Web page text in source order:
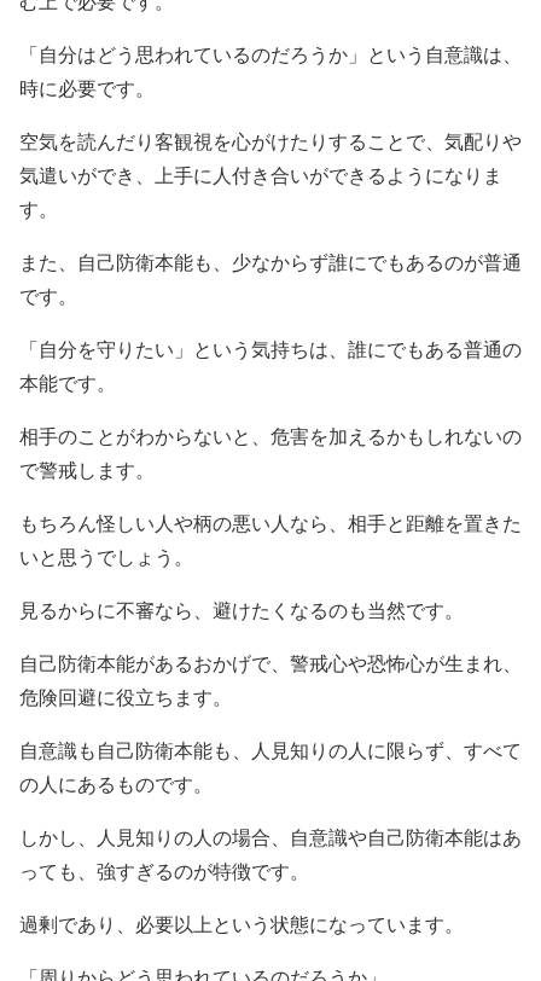
「自分はどう思われているのだろうか」という自意識は、
時に必要です。
空気を読んだり客観視を心がけたりすることで、気配りや
気遣いができ、上手に人付き合いができるようになりま
す。
また、自己防衛本能も、少なからず誰にでもあるのが普通
です。
「自分を守りたい」という気持ちは、誰にでもある普通の
本能です。
相手のことがわからないと、危害を加えるかもしれないの
で警戒します。
もちろん怪しい人や柄の悪い人なら、相手と距離を置きた
いと思うでしょう。
見るからに不審なら、避けたくなるのも当然です。
自己防衛本能があるおかげで、警戒心や恐怖心が生まれ、
危険回避に役立ちます。
自意識も自己防衛本能も、人見知りの人に限らず、すべて
の人にあるものです。
しかし、人見知りの人の場合、自意識や自己防衛本能はあ
っても、強すぎるのが特徴です。
過剰であり、必要以上という状態になっています。